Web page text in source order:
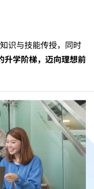
识与技能传授，同时
升学阶梯，迈向理想前